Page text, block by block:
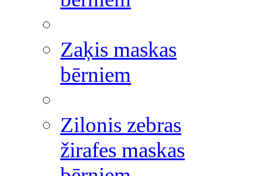
Zaķis maskas
bērniem
Zilonis zebras
žirafes maskas